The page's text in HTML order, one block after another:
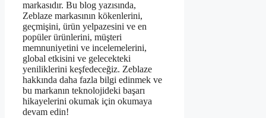
markasıdır. Bu blog yazısında,
Zeblaze markasının kökenlerini,
geçmişini, ürün yelpazesini ve en
popüler ürünlerini, müşteri
memnuniyetini ve incelemelerini,
global etkisini ve gelecekteki
yeniliklerini keşfedeceğiz. Zeblaze
hakkında daha fazla bilgi edinmek ve
bu markanın teknolojideki başarı
hikayelerini okumak için okumaya
devam edin!